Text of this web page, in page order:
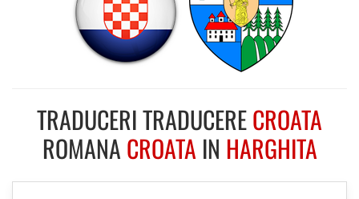
TRADUCERI TRADUCERECROATA
ROMANA CROATA IN HARGHITA